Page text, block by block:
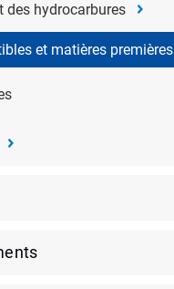
des hydrocarbures
et matières premières